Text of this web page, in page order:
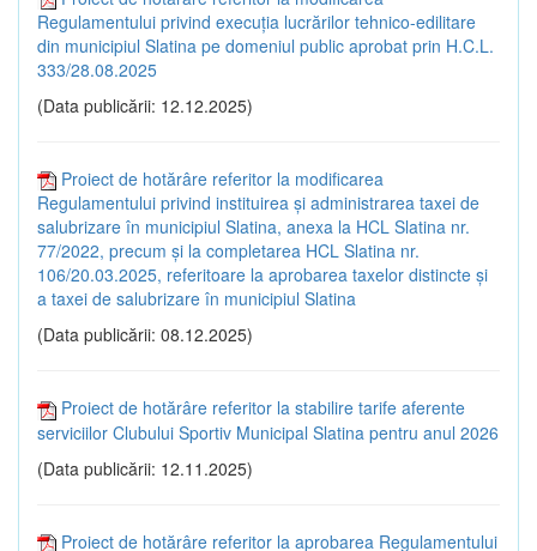
Regulamentului privind execuția lucrărilor tehnico-edilitare
din municipiul Slatina pe domeniul public aprobat prin H.C.L.
333/28.08.2025
(Data publicării: 12.12.2025)
Proiect de hotărâre referitor la modificarea
Regulamentului privind instituirea și administrarea taxei de
salubrizare în municipiul Slatina, anexa la HCL Slatina nr.
77/2022, precum și la completarea HCL Slatina nr.
106/20.03.2025, referitoare la aprobarea taxelor distincte și
a taxei de salubrizare în municipiul Slatina
(Data publicării: 08.12.2025)
Proiect de hotărâre referitor la stabilire tarife aferente
serviciilor Clubului Sportiv Municipal Slatina pentru anul 2026
(Data publicării: 12.11.2025)
Proiect de hotărâre referitor la aprobarea Regulamentului